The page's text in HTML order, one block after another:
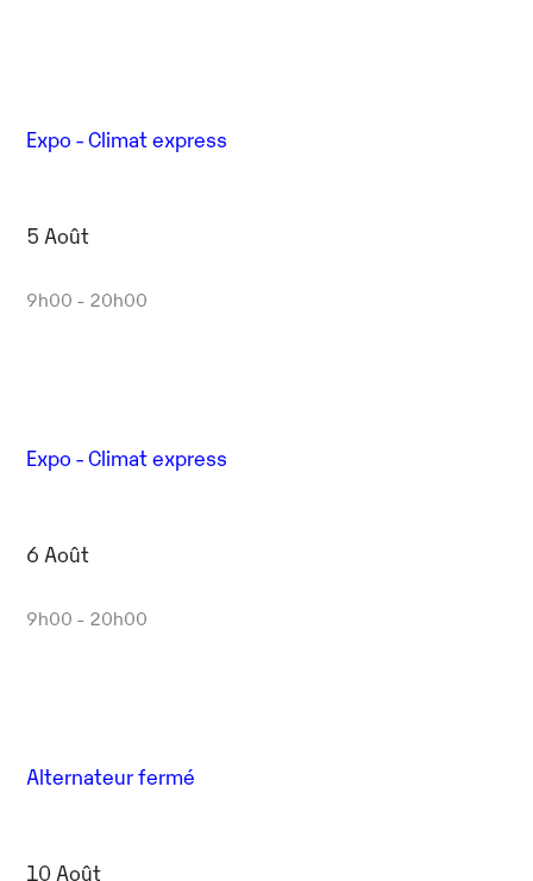
Expo - Climat express
5 Août
9h00 - 20h00
Expo - Climat express
6 Août
9h00 - 20h00
Alternateur fermé
10 Août